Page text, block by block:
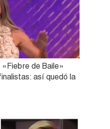
de Baile»
así quedó la